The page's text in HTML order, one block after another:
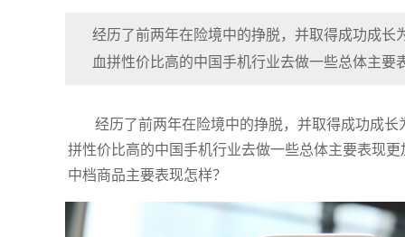
经历了前两年在险境中的挣脱，并取得成功成
血拼性价比高的中国手机行业去做一些总体主
经历了前两年在险境中的挣脱，并取得成功成
拼性价比高的中国手机行业去做一些总体主要表现
中档商品主要表现怎样？